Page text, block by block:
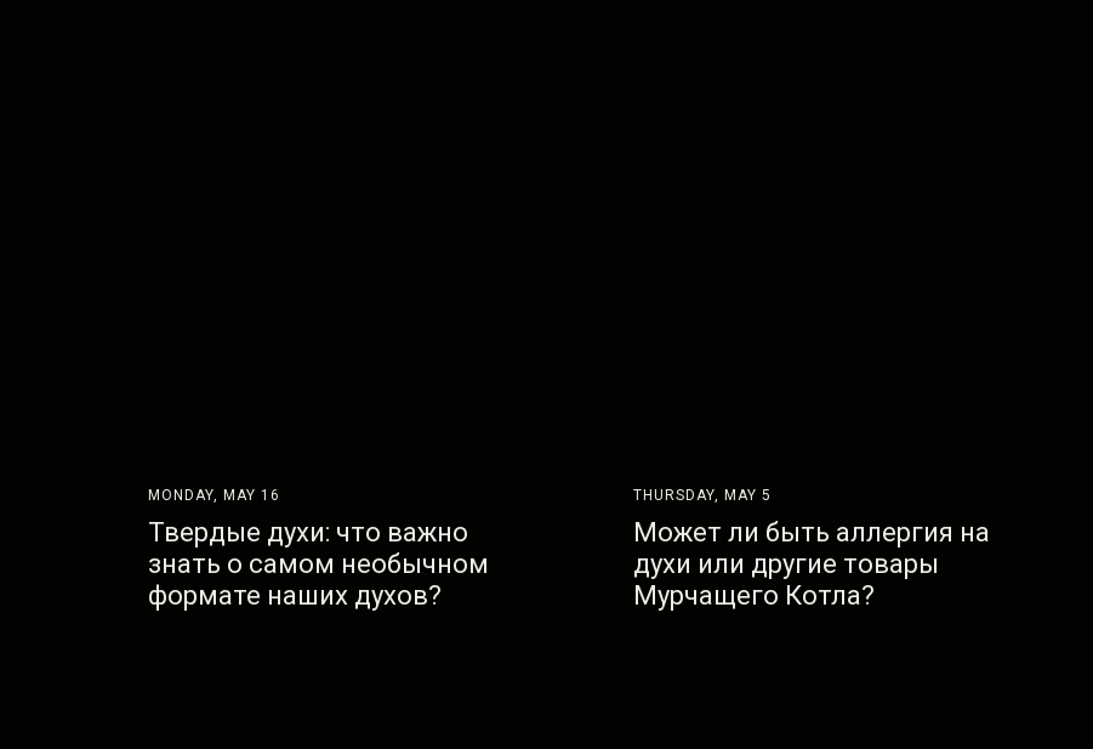
MONDAY, MAY 16
Твердые духи: что важно
знать о самом необычном
формате наших духов?
THURSDAY, MAY 5
Может ли быть аллергия на
духи или другие товары
Мурчащего Котла?